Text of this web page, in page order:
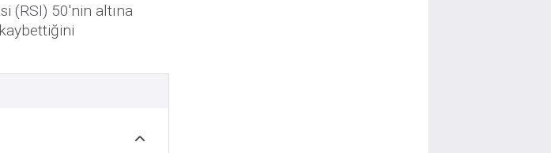
(RSI) 50'nin altına